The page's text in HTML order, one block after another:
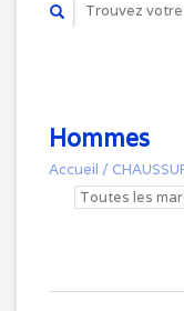
Hommes
Accueil /